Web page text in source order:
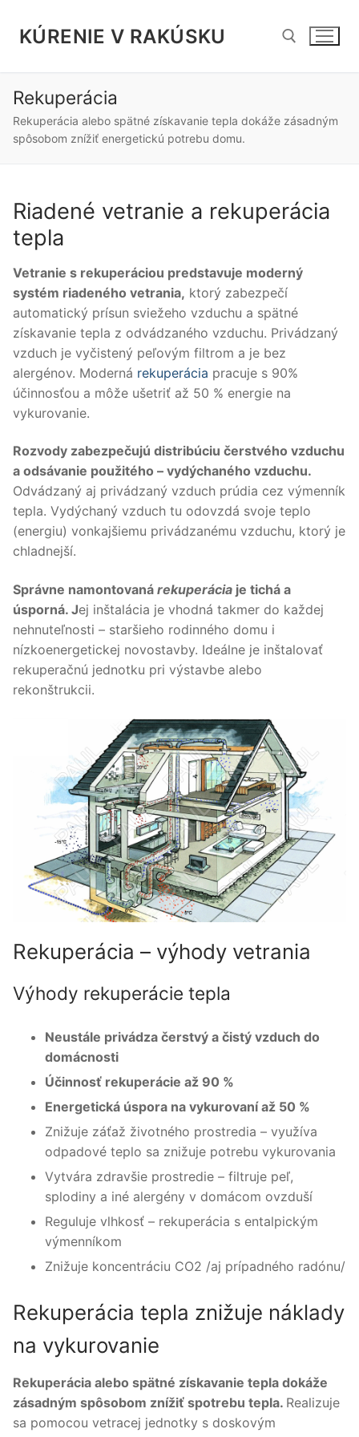
KÚRENIE V RAKÚSKU
Rekuperácia
Rekuperácia alebo spätné získavanie tepla dokáže zásadným
spôsobom znížiť energetickú potrebu domu.
Riadené vetranie a rekuperácia
tepla
Vetranie s rekuperáciou predstavuje moderný
systém riadeného vetrania, ktorý zabezpečí
automatický prísun sviežeho vzduchu a spätné
získavanie tepla z odvádzaného vzduchu. Privádzaný
vzduch je vyčistený peľovým filtrom a je bez
alergénov. Moderná rekuperácia pracuje s 90%
účinnosťou a môže ušetriť až 50 % energie na
vykurovanie.
Rozvody zabezpečujú distribúciu čerstvého vzduchu
a odsávanie použitého – vydýchaného vzduchu.
Odvádzaný aj privádzaný vzduch prúdia cez výmenník
tepla. Vydýchaný vzduch tu odovzdá svoje teplo
(energiu) vonkajšiemu privádzanému vzduchu, ktorý je
chladnejší.
Správne namontovaná rekuperácia je tichá a
úsporná. Jej inštalácia je vhodná takmer do každej
nehnuteľnosti – staršieho rodinného domu i
nízkoenergetickej novostavby. Ideálne je inštalovať
rekuperačnú jednotku pri výstavbe alebo
rekonštrukcii.
Rekuperácia – výhody vetrania
Výhody rekuperácie tepla
Neustále privádza čerstvý a čistý vzduch do
domácnosti
Účinnosť rekuperácie až 90 %
Energetická úspora na vykurovaní až 50 %
Znižuje záťaž životného prostredia – využíva
odpadové teplo sa znižuje potrebu vykurovania
Vytvára zdravšie prostredie – filtruje peľ,
splodiny a iné alergény v domácom ovzduší
Reguluje vlhkosť – rekuperácia s entalpickým
výmenníkom
Znižuje koncentráciu CO2 /aj prípadného radónu/
Rekuperácia tepla znižuje náklady
na vykurovanie
Rekuperácia alebo spätné získavanie tepla dokáže
zásadným spôsobom znížiť spotrebu tepla. Realizuje
sa pomocou vetracej jednotky s doskovým